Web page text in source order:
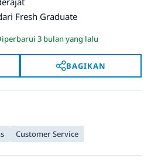
Fresh Graduate
3 bulan yang lalu
BAGIKAN
Customer Service